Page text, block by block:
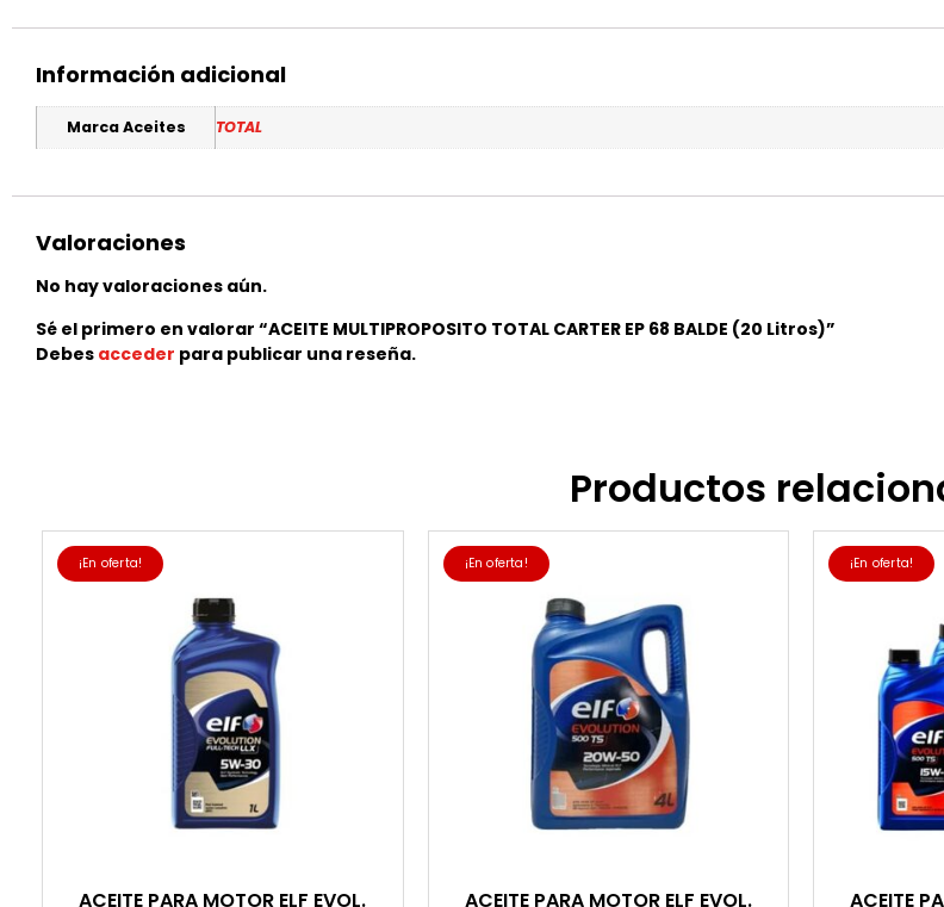
Información adicional
Marca Aceites TOTAL
Valoraciones
No hay valoraciones aún.
Sé el primero en valorar “ACEITE MULTIPROPOSITO TOTAL CARTER EP 68 BALDE (20 Litros)”
Debes acceder para publicar una reseña.
Productos
¡En oferta!
ACEITE PARA MOTOR ELF EVOL.
¡En oferta!
ACEITE PARA MOTOR ELF EVOL.
¡En oferta!
ACEITE